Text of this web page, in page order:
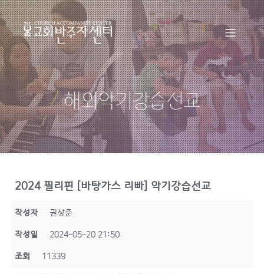
해외악기강습선교
2024 필리핀 [바탕가스 리빠] 악기강습선교
작성자 권상준
작성일 2024-05-20 21:50
조회 11339